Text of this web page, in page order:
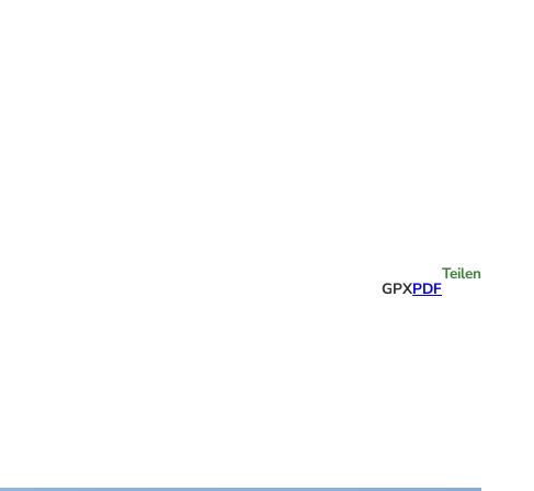
GPXPDF
Teilen